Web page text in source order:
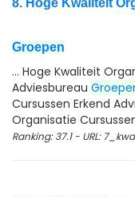
8. Hoge Kwaliteit
Groepen
... Hoge Kwaliteit
Adviesbureau
Cursussen Erkend
Organisatie
Ranking: 37.1 - URL: